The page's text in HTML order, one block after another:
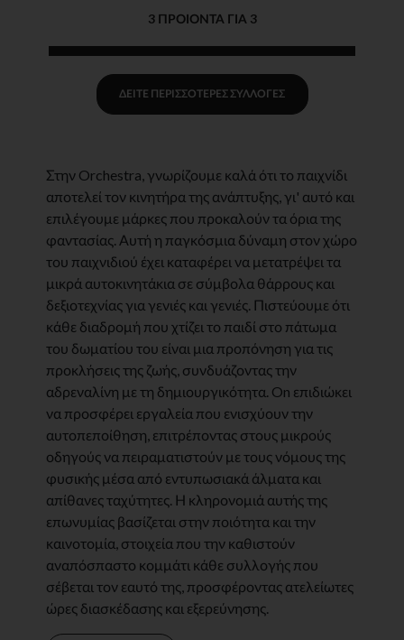
3 ΠΡΟΙΌΝΤΑ ΓΙΑ 3
ΔΕΊΤΕ ΠΕΡΙΣΣΌΤΕΡΕΣ ΣΥΛΛΟΓΈΣ
Στην Orchestra, γνωρίζουμε καλά ότι το παιχνίδι
αποτελεί τον κινητήρα της ανάπτυξης, γι' αυτό και
επιλέγουμε μάρκες που προκαλούν τα όρια της
φαντασίας. Αυτή η παγκόσμια δύναμη στον χώρο
του παιχνιδιού έχει καταφέρει να μετατρέψει τα
μικρά αυτοκινητάκια σε σύμβολα θάρρους και
δεξιοτεχνίας για γενιές και γενιές. Πιστεύουμε ότι
κάθε διαδρομή που χτίζει το παιδί στο πάτωμα
του δωματίου του είναι μια προπόνηση για τις
προκλήσεις της ζωής, συνδυάζοντας την
αδρεναλίνη με τη δημιουργικότητα. On επιδιώκει
να προσφέρει εργαλεία που ενισχύουν την
αυτοπεποίθηση, επιτρέποντας στους μικρούς
οδηγούς να πειραματιστούν με τους νόμους της
φυσικής μέσα από εντυπωσιακά άλματα και
απίθανες ταχύτητες. Η κληρονομιά αυτής της
επωνυμίας βασίζεται στην ποιότητα και την
καινοτομία, στοιχεία που την καθιστούν
αναπόσπαστο κομμάτι κάθε συλλογής που
σέβεται τον εαυτό της, προσφέροντας ατελείωτες
ώρες διασκέδασης και εξερεύνησης.